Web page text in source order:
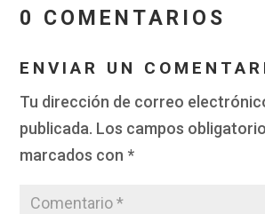
0 COMENTARIOS
ENVIAR UN
Tu dirección de correo
publicada. Los campos
marcados con *